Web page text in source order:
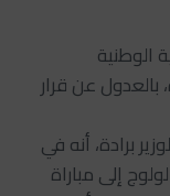
الوطنية
بالعدول عن قرار
برادة، أنه في
إلى مباراة